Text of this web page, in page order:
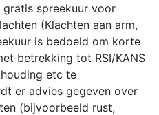
spreekuur voor
(Klachten aan arm,
is bedoeld om korte
betrekking tot RSI/KANS
etc te
er advies gegeven over
(bijvoorbeeld rust,